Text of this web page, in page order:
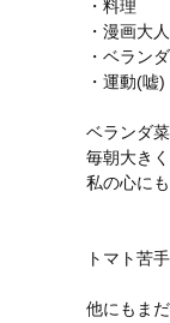
・料理
・漫画大
・ベラン
・運動(嘘)
ベランダ
毎朝大き
私の心に
トマト苦
他にもま